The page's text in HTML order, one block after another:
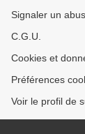
Signaler un abus
C.G.U.
Cookies et
Préférences
Voir le profil de